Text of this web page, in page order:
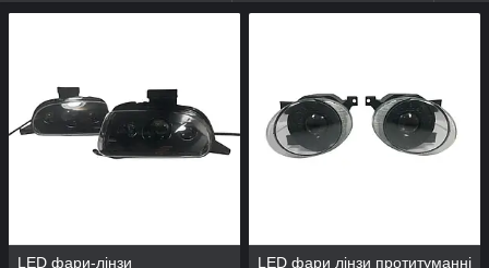
рахунок меншого розсіювання, тоді експлуатації. Потужність
стабільне світло, тривалий термін служби та зручність
використання у різних дорожніх умовах.
LED фари-лінзи
LED фари лінзи протитуманні